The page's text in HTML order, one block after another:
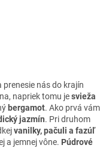
prenesie nás do krajín
napriek tomu jesvieža
bergamot. Ako prvá vám
jazmín. Pri druhom
vanilky, pačuli a fazúľ
a jemnej vône. Púdrové